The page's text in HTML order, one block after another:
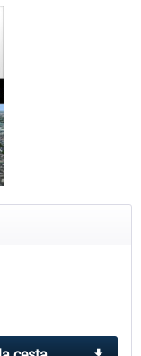
Airport Berlin